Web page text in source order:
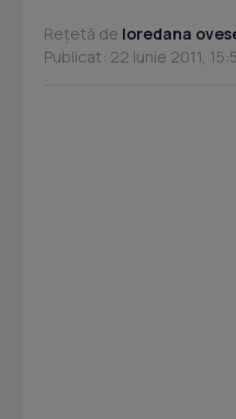
Rețetă de loredana
Publicat: 22 Iunie 2011,